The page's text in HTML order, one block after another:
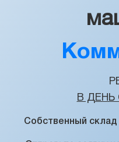
В
Собственный склад